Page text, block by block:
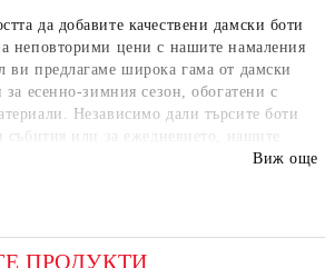
да добавите качествени дамски боти
неповторими цени с нашите намаления
предлагаме широка гама от дамски
есенно-зимния сезон, обогатени с
Независимо дали търсите боти
събития или за ежедневието, нашите
Виж още
ПРОДУКТИ